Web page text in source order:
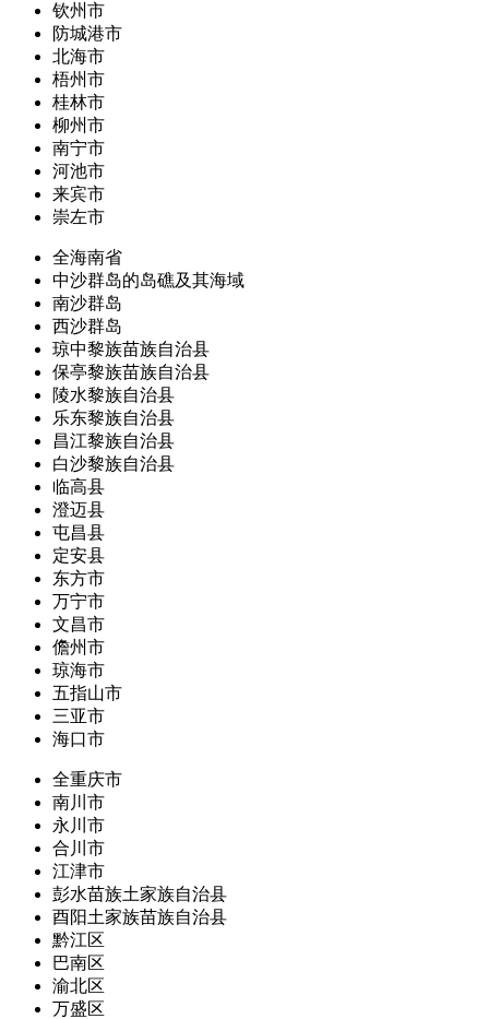
钦州市
防城港市
北海市
梧州市
桂林市
柳州市
南宁市
河池市
来宾市
崇左市
全海南省
中沙群岛的岛礁及其海域
南沙群岛
西沙群岛
琼中黎族苗族自治县
保亭黎族苗族自治县
陵水黎族自治县
乐东黎族自治县
昌江黎族自治县
白沙黎族自治县
临高县
澄迈县
屯昌县
定安县
东方市
万宁市
文昌市
儋州市
琼海市
五指山市
三亚市
海口市
全重庆市
南川市
永川市
合川市
江津市
彭水苗族土家族自治县
酉阳土家族苗族自治县
黔江区
巴南区
渝北区
万盛区